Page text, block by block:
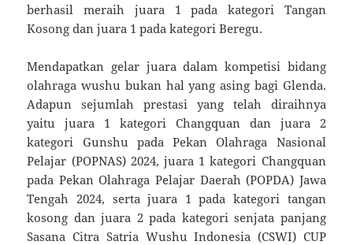
berhasil meraih juara 1 pada kategori Tangan
Kosong dan juara 1 pada kategori Beregu.
Mendapatkan gelar juara dalam kompetisi bidang
olahraga wushu bukan hal yang asing bagi Glenda.
Adapun sejumlah prestasi yang telah diraihnya
yaitu juara 1 kategori Changquan dan juara 2
kategori Gunshu pada Pekan Olahraga Nasional
Pelajar (POPNAS) 2024, juara 1 kategori Changquan
pada Pekan Olahraga Pelajar Daerah (POPDA) Jawa
Tengah 2024, serta juara 1 pada kategori tangan
kosong dan juara 2 pada kategori senjata panjang
Sasana Citra Satria Wushu Indonesia (CSWI) CUP